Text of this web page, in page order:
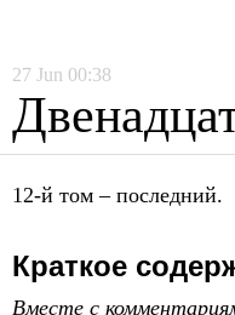
27 Jun 00:38
12-й том – последний.
Краткое
Вместе с